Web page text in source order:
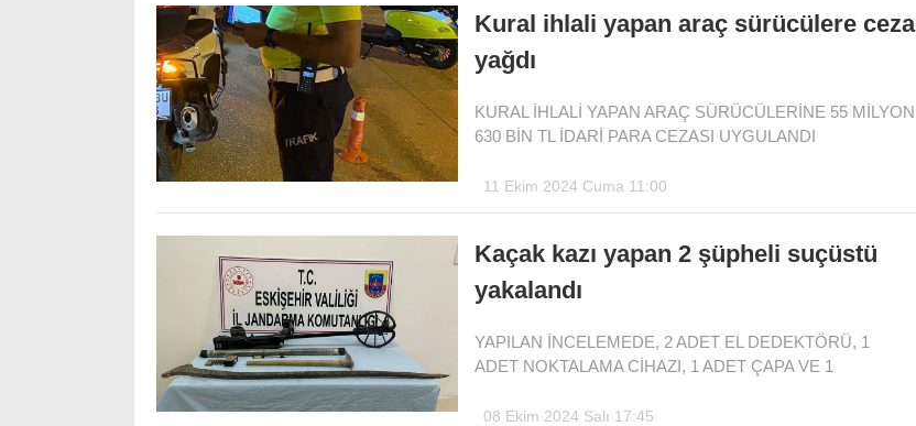
Kural ihlali yapan araç sürücülere ceza
yağdı
KURAL İHLALİ YAPAN ARAÇ SÜRÜCÜLERİNE 55 MİLYON
630 BİN TL İDARİ PARA CEZASI UYGULANDI
11 Ekim 2024 Cuma 11:00
Kaçak kazı yapan 2 şüpheli suçüstü
yakalandı
YAPILAN İNCELEMEDE, 2 ADET EL DEDEKTÖRÜ, 1
ADET NOKTALAMA CİHAZI, 1 ADET ÇAPA VE 1
08 Ekim 2024 Salı 17:45